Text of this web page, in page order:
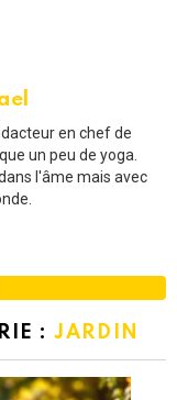
en chef de
un peu de yoga.
l'âme mais avec
:JARDIN